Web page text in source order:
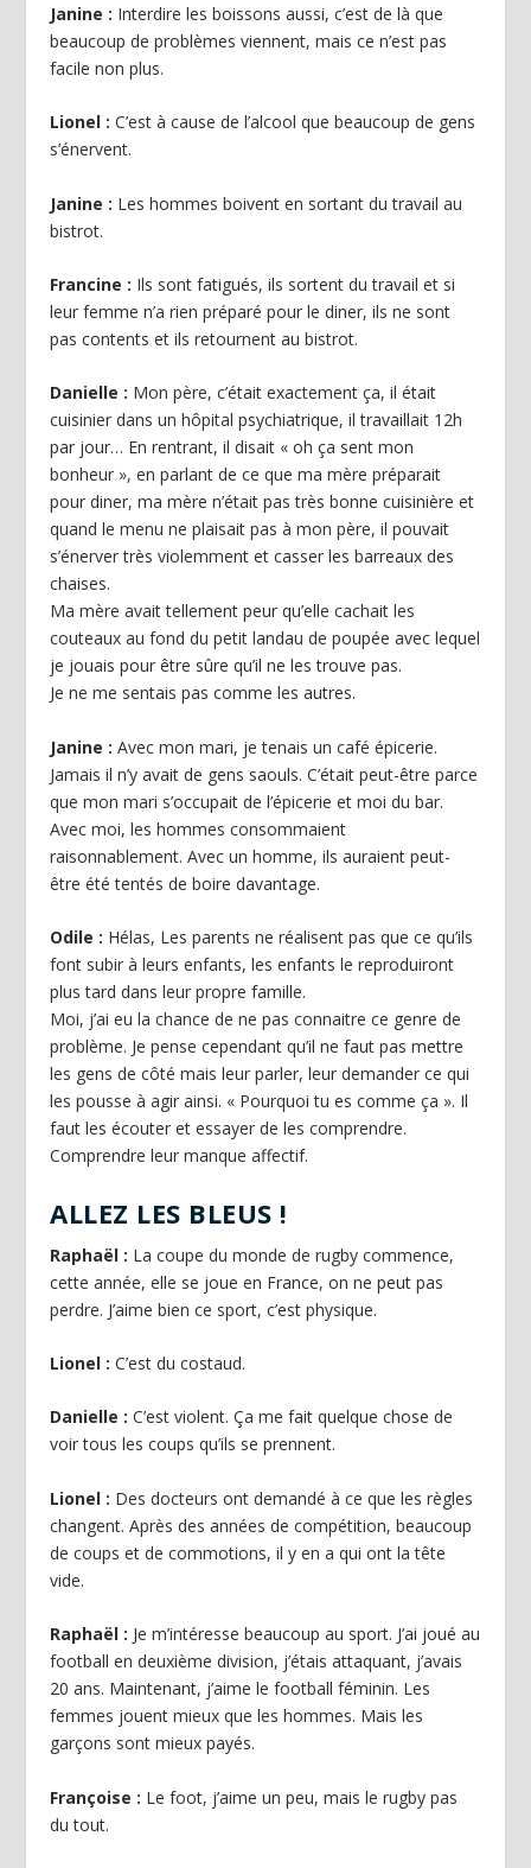
Janine : Interdire les boissons aussi, c’est de là que
beaucoup de problèmes viennent, mais ce n’est pas
facile non plus.
Lionel : C’est à cause de l’alcool que beaucoup de gens
s’énervent.
Janine : Les hommes boivent en sortant du travail au
bistrot.
Francine : Ils sont fatigués, ils sortent du travail et si
leur femme n’a rien préparé pour le diner, ils ne sont
pas contents et ils retournent au bistrot.
Danielle : Mon père, c’était exactement ça, il était
cuisinier dans un hôpital psychiatrique, il travaillait 12h
par jour… En rentrant, il disait « oh ça sent mon
bonheur », en parlant de ce que ma mère préparait
pour diner, ma mère n’était pas très bonne cuisinière et
quand le menu ne plaisait pas à mon père, il pouvait
s’énerver très violemment et casser les barreaux des
chaises.
Ma mère avait tellement peur qu’elle cachait les
couteaux au fond du petit landau de poupée avec lequel
je jouais pour être sûre qu’il ne les trouve pas.
Je ne me sentais pas comme les autres.
Janine : Avec mon mari, je tenais un café épicerie.
Jamais il n’y avait de gens saouls. C’était peut-être parce
que mon mari s’occupait de l’épicerie et moi du bar.
Avec moi, les hommes consommaient
raisonnablement. Avec un homme, ils auraient peut-
être été tentés de boire davantage.
Odile : Hélas, Les parents ne réalisent pas que ce qu’ils
font subir à leurs enfants, les enfants le reproduiront
plus tard dans leur propre famille.
Moi, j’ai eu la chance de ne pas connaitre ce genre de
problème. Je pense cependant qu’il ne faut pas mettre
les gens de côté mais leur parler, leur demander ce qui
les pousse à agir ainsi. « Pourquoi tu es comme ça ». Il
faut les écouter et essayer de les comprendre.
Comprendre leur manque affectif.
ALLEZ LES BLEUS !
Raphaël : La coupe du monde de rugby commence,
cette année, elle se joue en France, on ne peut pas
perdre. J’aime bien ce sport, c’est physique.
Lionel : C’est du costaud.
Danielle : C’est violent. Ça me fait quelque chose de
voir tous les coups qu’ils se prennent.
Lionel : Des docteurs ont demandé à ce que les règles
changent. Après des années de compétition, beaucoup
de coups et de commotions, il y en a qui ont la tête
vide.
Raphaël : Je m’intéresse beaucoup au sport. J’ai joué au
football en deuxième division, j’étais attaquant, j’avais
20 ans. Maintenant, j’aime le football féminin. Les
femmes jouent mieux que les hommes. Mais les
garçons sont mieux payés.
Françoise : Le foot, j’aime un peu, mais le rugby pas
du tout.